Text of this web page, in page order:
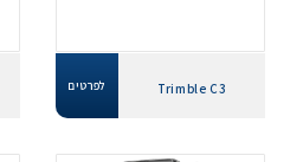
Trimble C3 לפרטים